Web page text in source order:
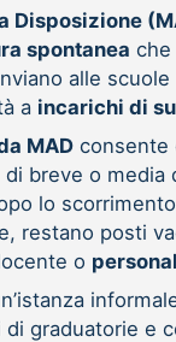
Disposizione
spontanea che
alle
a incarichi di
MADconsente
breve o media
lo
restano posti
o
di graduatorie e